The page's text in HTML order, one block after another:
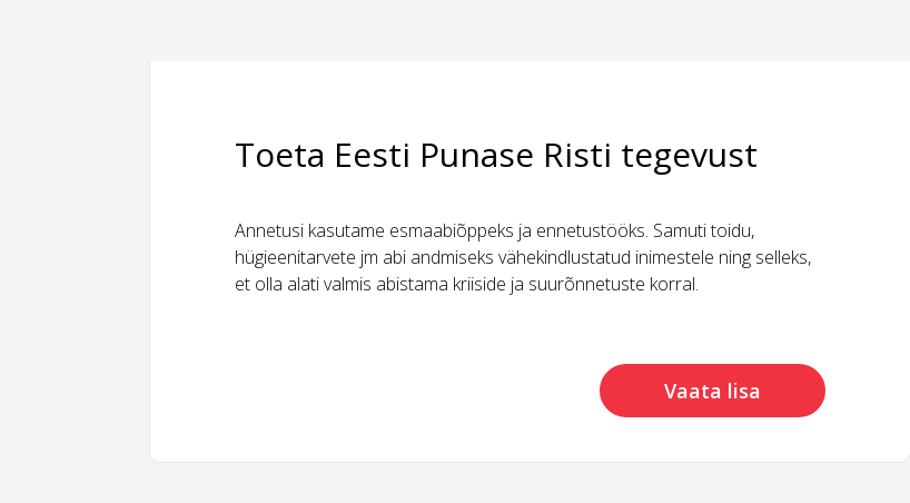
Toeta Eesti Punase Risti tegevust
Annetusi kasutame esmaabiõppeks ja ennetustööks. Samuti toidu,
hügieenitarvete jm abi andmiseks vähekindlustatud inimestele ning selleks,
et olla alati valmis abistama kriiside ja suurõnnetuste korral.
Vaata lisa